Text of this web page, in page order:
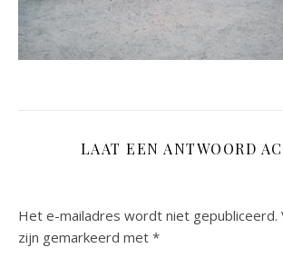
LAAT EEN ANTWOORD
Het e-mailadres wordt niet gepubliceerd.
zijn gemarkeerd met *